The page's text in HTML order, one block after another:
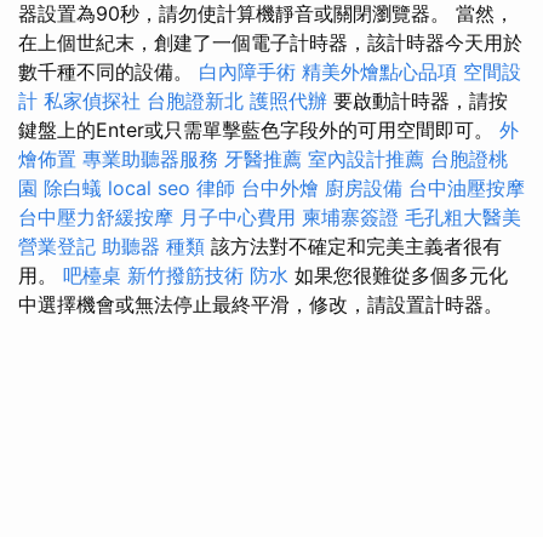
器設置為90秒，請勿使計算機靜音或關閉瀏覽器。 當然，
在上個世紀末，創建了一個電子計時器，該計時器今天用於
數千種不同的設備。 白內障手術 精美外燴點心品項 空間設
計 私家偵探社 台胞證新北 護照代辦 要啟動計時器，請按
鍵盤上的Enter或只需單擊藍色字段外的可用空間即可。 外
燴佈置 專業助聽器服務 牙醫推薦 室內設計推薦 台胞證桃
園 除白蟻 local seo 律師 台中外燴 廚房設備 台中油壓按摩
台中壓力舒緩按摩 月子中心費用 柬埔寨簽證 毛孔粗大醫美
營業登記 助聽器 種類 該方法對不確定和完美主義者很有
用。 吧檯桌 新竹撥筋技術 防水 如果您很難從多個多元化
中選擇機會或無法停止最終平滑，修改，請設置計時器。